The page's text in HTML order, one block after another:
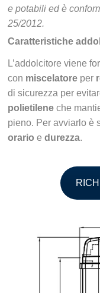
e potabili ed è
25/2012.
Caratteristiche
L’addolcitore viene
con miscelatore per
di sicurezza per
polietilene che
pieno. Per avviarlo è
orario edurezza.